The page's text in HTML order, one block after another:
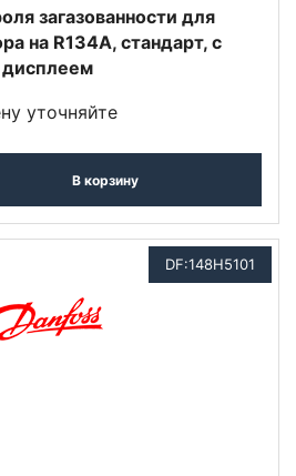
загазованности для
на R134A, стандарт, с
дисплеем
уточняйте
В корзину
DF:148H5101